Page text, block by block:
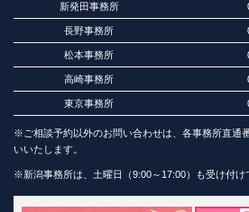
新発田事務所
長野事務所
松本事務所
高崎事務所
東京事務所
※ご相談予約以外のお問い合わせは、各事務所直通
いいたします。
※新潟事務所は、土曜日（9:00～17:00）も受け付け